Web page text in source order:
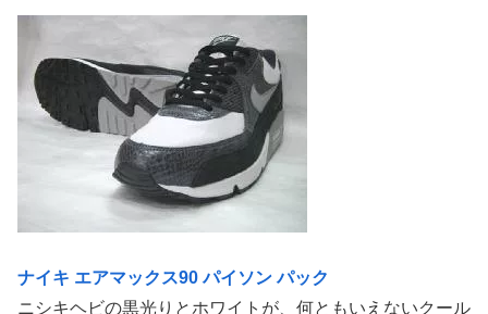
ナイキ エアマックス90 パイソン パック
ニシキヘビの黒光りとホワイトが、何ともいえないクール